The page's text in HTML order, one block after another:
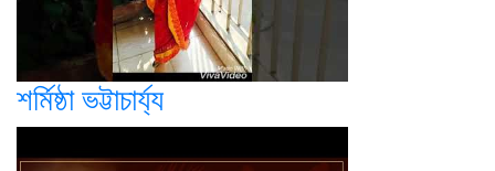
শর্মিষ্ঠা ভট্টাচার্য্য